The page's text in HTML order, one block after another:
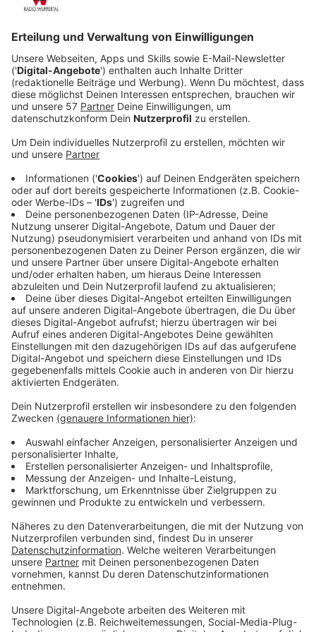
Anlass der Wasserwoche in Wuppertal ist der
Aktionswoche gehören unter anderem Tipps zum
Hochwasserschutz, Führungen durch eine Kläranlage,
eine Besichtigung des neuen Regenrückhaltebeckens
am Bornberg und Infostände der Verbraucherzentrale.
Die Woche endet am Samstag mit dem Wupperputz.
Möglichst viele Freiwillige sollen die Wupper und ihre
Wasser-Woche gibt eshier.
Anzeige
©Wupperverband
Kläranlage Buchenhofen in Wuppertal
Anzeige
Das kleine Quiz zur Wasserwoche
Was gehört ins Abwasser und was nicht?
Anzeige